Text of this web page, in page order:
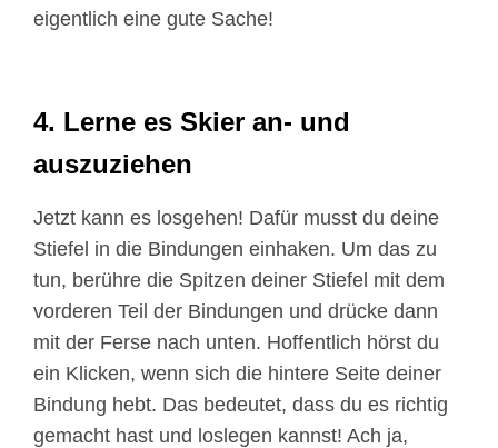
eigentlich eine gute Sache!
4. Lerne es Skier an- und
auszuziehen
Jetzt kann es losgehen! Dafür musst du deine
Stiefel in die Bindungen einhaken. Um das zu
tun, berühre die Spitzen deiner Stiefel mit dem
vorderen Teil der Bindungen und drücke dann
mit der Ferse nach unten. Hoffentlich hörst du
ein Klicken, wenn sich die hintere Seite deiner
Bindung hebt. Das bedeutet, dass du es richtig
gemacht hast und loslegen kannst! Ach ja,